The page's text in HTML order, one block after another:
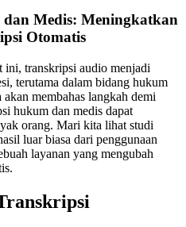
Medis: Meningkatkan
Otomatis
ini, transkripsi audio menjadi
terutama dalam bidang hukum
membahas langkah demi
hukum dan medis dapat
orang. Mari kita lihat studi
luar biasa dari penggunaan
layanan yang mengubah